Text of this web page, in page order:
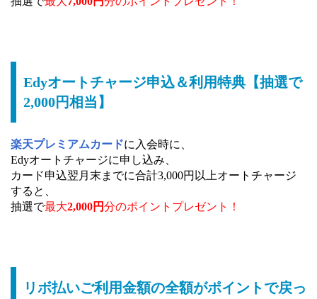
Edyオートチャージ申込＆利用特典【抽選で
2,000円相当】
楽天プレミアムカードに入会時に、
Edyオートチャージに申し込み、
カード申込翌月末までに合計3,000円以上オートチャージ
すると、
抽選で最大2,000円分のポイントプレゼント！
リボ払いご利用金額の全額がポイントで戻っ